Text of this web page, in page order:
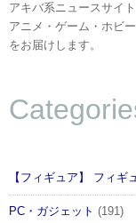
アキバ系ニュースサイ
アニメ・ゲーム・ホビ
をお届けします。
【フィギュア】 フィ
PC・ガジェット (191)